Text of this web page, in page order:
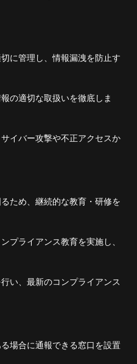
に管理し、情報漏洩を防止す
の適切な取扱いを徹底しま
イバー攻撃や不正アクセスか
ため、継続的な教育・研修を
プライアンス教育を実施し、
い、最新のコンプライアンス
場合に通報できる窓口を設置